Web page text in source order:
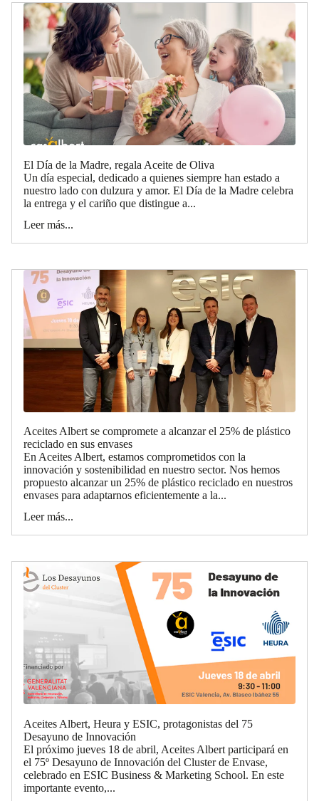
El Día de la Madre, regala Aceite de Oliva
Un día especial, dedicado a quienes siempre han estado a
nuestro lado con dulzura y amor. El Día de la Madre celebra
la entrega y el cariño que distingue a...
Leer más...
Aceites Albert se compromete a alcanzar el 25% de plástico
reciclado en sus envases
En Aceites Albert, estamos comprometidos con la
innovación y sostenibilidad en nuestro sector. Nos hemos
propuesto alcanzar un 25% de plástico reciclado en nuestros
envases para adaptarnos eficientemente a la...
Leer más...
Aceites Albert, Heura y ESIC, protagonistas del 75
Desayuno de Innovación
El próximo jueves 18 de abril, Aceites Albert participará en
el 75º Desayuno de Innovación del Cluster de Envase,
celebrado en ESIC Business & Marketing School. En este
importante evento,...